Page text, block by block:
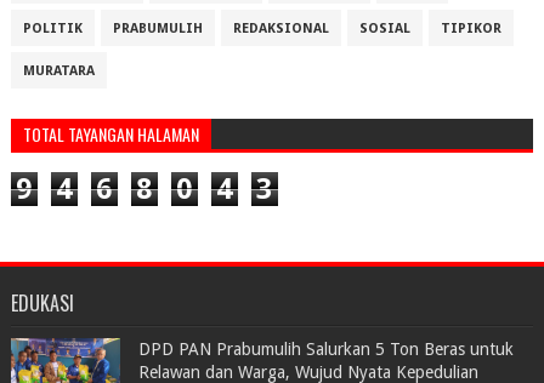
POLITIK PRABUMULIH REDAKSIONAL SOSIAL TIPIKOR
MURATARA
TOTAL TAYANGAN HALAMAN
9 4 6 8 0 4 3
EDUKASI
DPD PAN Prabumulih Salurkan 5 Ton Beras untuk
Relawan dan Warga, Wujud Nyata Kepedulian